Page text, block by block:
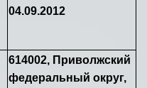
04.09.2012
614002, Приволжский
федеральный округ,